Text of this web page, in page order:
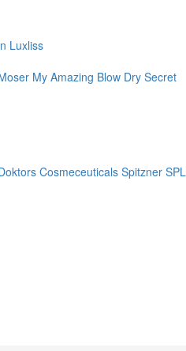
Luxliss
My Amazing Blow Dry Secret
Cosmeceuticals Spitzner